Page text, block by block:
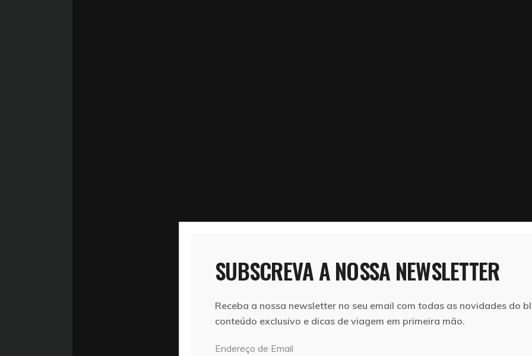
SUBSCREVA A NOSSA NEWSLETTER
Receba a nossa newsletter no seu email com todas as novidades do
conteúdo exclusivo e dicas de viagem em primeira mão.
Endereço de Email